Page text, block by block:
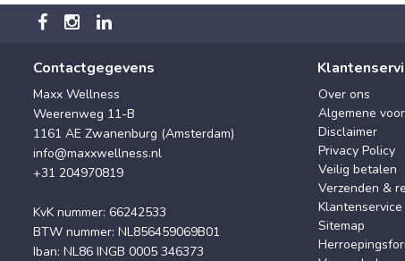
Contactgegevens
Maxx Wellness
Weerenweg 11-B
1161 AE Zwanenburg (Amsterdam)
info@maxxwellness.nl
+31 204970819
KvK nummer: 66242533
BTW nummer: NL856459069B01
Iban: NL86 INGB 0005 346373
Over ons
Algemene
Disclaimer
Privacy Policy
Veilig betalen
Verzenden &
Klantenservice
Sitemap